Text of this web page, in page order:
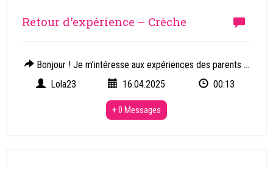
Retour d'expérience – Crèche
Bonjour ! Je m’intéresse aux expériences des parents ...
Lola23
16.04.2025 00:13
+ 0 Messages